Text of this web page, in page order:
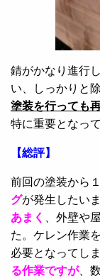
錆がかなり進行
い、しっかりと
塗装を行っても
特に重要となっ
【総評】
前回の塗装から
グが発生したい
あまく
、外壁や
た。ケレン作業
必要となってし
る作業ですが、